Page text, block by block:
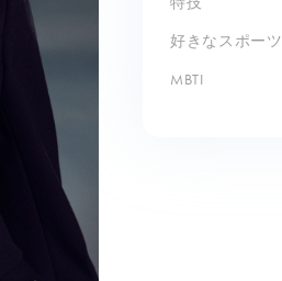
好きなスポーツ
MBTI